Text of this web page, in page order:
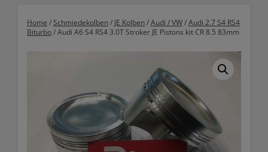
Home /Schmiedekolben/ JE Kolben/Audi / VW/Audi 2.7 S4 RS4
Biturbo/ Audi A6 S4 RS4 3.0T Stroker JE Pistons kit CR 8.5 83mm